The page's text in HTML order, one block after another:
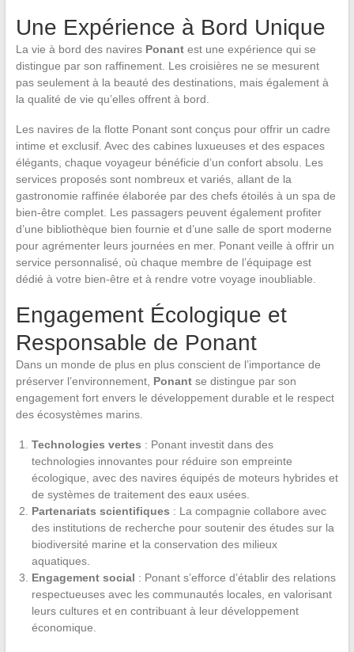
Une Expérience à Bord Unique
La vie à bord des navires Ponantest une expérience qui se
distingue par son raffinement. Les croisières ne se mesurent
pas seulement à la beauté des destinations, mais également à
la qualité de vie qu’elles offrent à bord.
Les navires de la flotte Ponant sont conçus pour offrir un cadre
intime et exclusif. Avec des cabines luxueuses et des espaces
élégants, chaque voyageur bénéficie d’un confort absolu. Les
services proposés sont nombreux et variés, allant de la
gastronomie raffinée élaborée par des chefs étoilés à un spa de
bien-être complet. Les passagers peuvent également profiter
d’une bibliothèque bien fournie et d’une salle de sport moderne
pour agrémenter leurs journées en mer. Ponant veille à offrir un
service personnalisé, où chaque membre de l’équipage est
dédié à votre bien-être et à rendre votre voyage inoubliable.
Engagement Écologique et
Responsable de Ponant
Dans un monde de plus en plus conscient de l’importance de
préserver l’environnement, Ponantse distingue par son
engagement fort envers le développement durable et le respect
des écosystèmes marins.
Technologies vertes : Ponant investit dans des
technologies innovantes pour réduire son empreinte
écologique, avec des navires équipés de moteurs hybrides et
de systèmes de traitement des eaux usées.
Partenariats scientifiques : La compagnie collabore avec
des institutions de recherche pour soutenir des études sur la
biodiversité marine et la conservation des milieux
aquatiques.
Engagement social : Ponant s’efforce d’établir des relations
respectueuses avec les communautés locales, en valorisant
leurs cultures et en contribuant à leur développement
économique.